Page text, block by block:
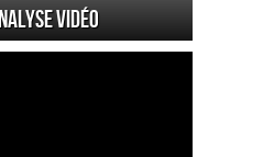
vidéo